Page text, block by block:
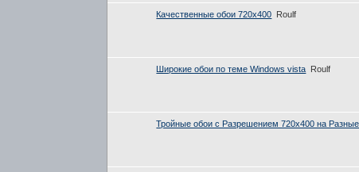
Качественные обои 720х400 Roulf
Широкие обои по теме Windows vista Roulf
Тройные обои с Разрешением 720x400 на